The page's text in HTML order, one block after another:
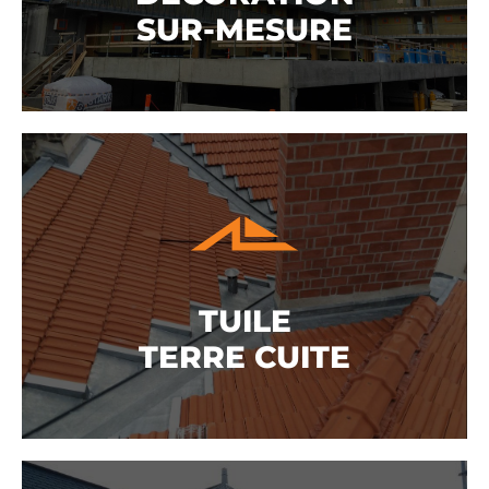
SUR-MESURE
DÉCORATION
SUR-MESURE
DÉCOUVRIR
TUILE
TERRE CUITE